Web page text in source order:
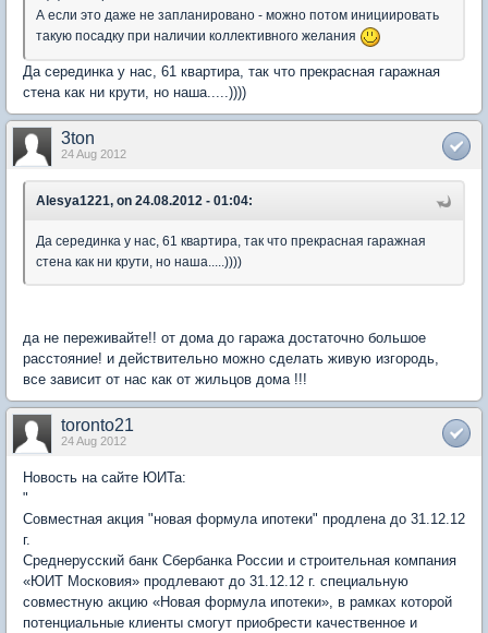
А если это даже не запланировано - можно потом инициировать
такую посадку при наличии коллективного желания
Да серединка у нас, 61 квартира, так что прекрасная гаражная
стена как ни крути, но наша.....))))
3ton
24 Aug 2012
Alesya1221, on 24.08.2012 - 01:04:
Да серединка у нас, 61 квартира, так что прекрасная гаражная
стена как ни крути, но наша.....))))
да не переживайте!! от дома до гаража достаточно большое
расстояние! и действительно можно сделать живую изгородь,
все зависит от нас как от жильцов дома !!!
toronto21
24 Aug 2012
Новость на сайте ЮИТа:
"
Совместная акция "новая формула ипотеки" продлена до 31.12.12
г.
Среднерусский банк Сбербанка России и строительная компания
«ЮИТ Московия» продлевают до 31.12.12 г. специальную
совместную акцию «Новая формула ипотеки», в рамках которой
потенциальные клиенты смогут приобрести качественное и